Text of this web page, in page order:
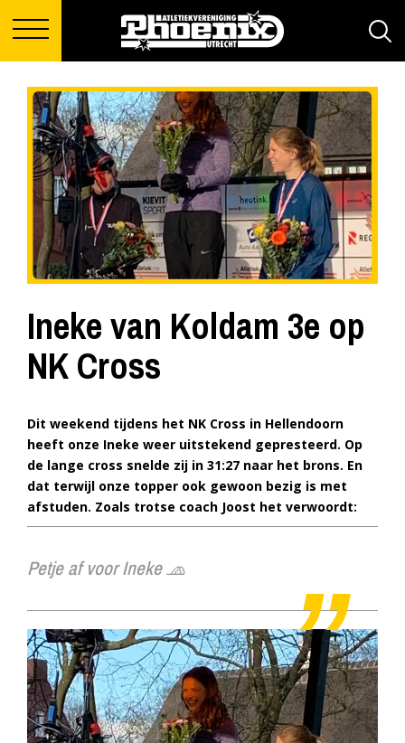
Ineke van Koldam 3e op
NK Cross
Dit weekend tijdens het NK Cross in Hellendoorn
heeft onze Ineke weer uitstekend gepresteerd. Op
de lange cross snelde zij in 31:27 naar het brons. En
dat terwijl onze topper ook gewoon bezig is met
afstuden. Zoals trotse coach Joost het verwoordt:
Petje af voor Ineke 🧢